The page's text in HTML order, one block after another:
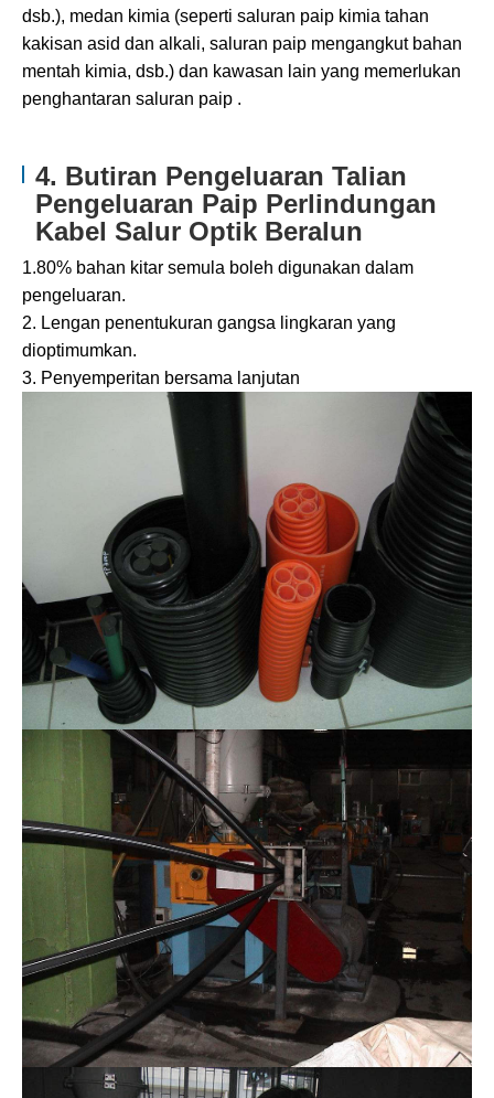
dsb.), medan kimia (seperti saluran paip kimia tahan
kakisan asid dan alkali, saluran paip mengangkut bahan
mentah kimia, dsb.) dan kawasan lain yang memerlukan
penghantaran saluran paip .
4. Butiran Pengeluaran Talian
Pengeluaran Paip Perlindungan
Kabel Salur Optik Beralun
1.80% bahan kitar semula boleh digunakan dalam
pengeluaran.
2. Lengan penentukuran gangsa lingkaran yang
dioptimumkan.
3. Penyemperitan bersama lanjutan